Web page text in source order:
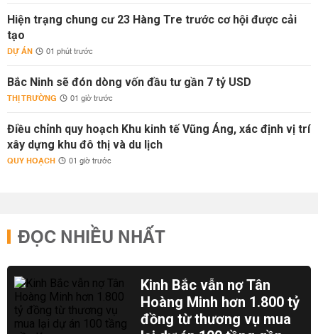
Hiện trạng chung cư 23 Hàng Tre trước cơ hội được cải
tạo
DỰ ÁN 01 phút trước
Bắc Ninh sẽ đón dòng vốn đầu tư gần 7 tỷ USD
THỊ TRƯỜNG 01 giờ trước
Điều chỉnh quy hoạch Khu kinh tế Vũng Áng, xác định vị trí
xây dựng khu đô thị và du lịch
QUY HOẠCH 01 giờ trước
ĐỌC NHIỀU NHẤT
Kinh Bắc vẫn nợ Tân
Hoàng Minh hơn 1.800 tỷ
đồng từ thương vụ mua